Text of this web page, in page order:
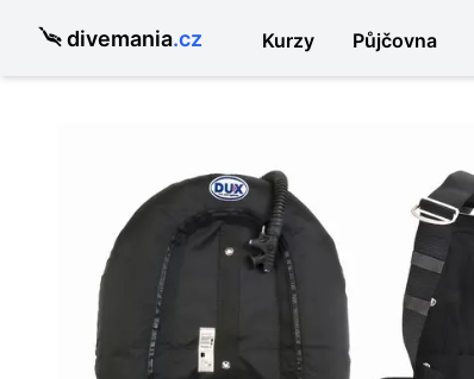
divemania.cz Kurzy Půjčovna